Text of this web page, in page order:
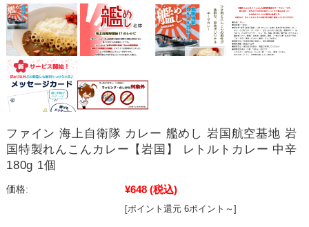
ファイン 海上自衛隊 カレー 艦めし 岩国航空基地 岩
国特製れんこんカレー【岩国】 レトルトカレー 中辛
180g 1個
価格: ¥648 (税込)
[ポイント還元 6ポイント～]